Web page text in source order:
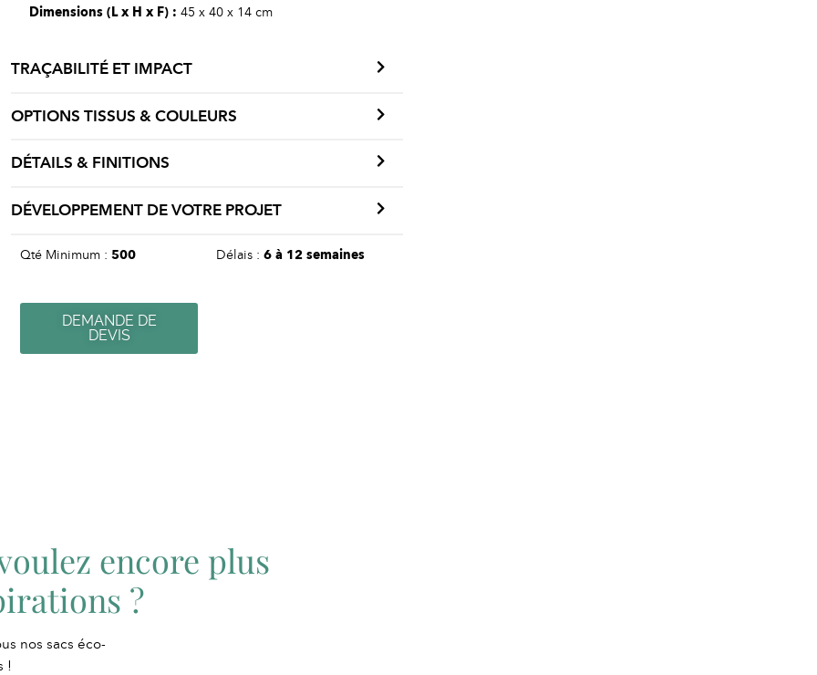
Dimensions (L x H x F) : 45 x 40 x 14 cm
TRAÇABILITÉ ET IMPACT
OPTIONS TISSUS & COULEURS
DÉTAILS & FINITIONS
DÉVELOPPEMENT DE VOTRE PROJET
Qté Minimum : 500 Délais : 6 à 12 semaines
DEMANDE DE
DEVIS
encore plus
?
nos sacs éco-
!